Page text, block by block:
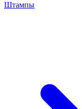
Штампы